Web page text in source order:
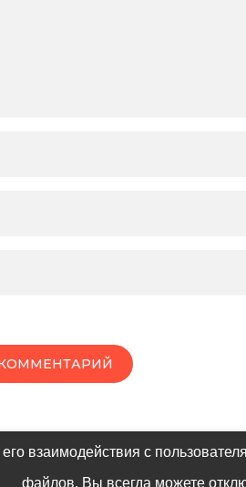
взаимодействия с
файлов. Вы всегда можете